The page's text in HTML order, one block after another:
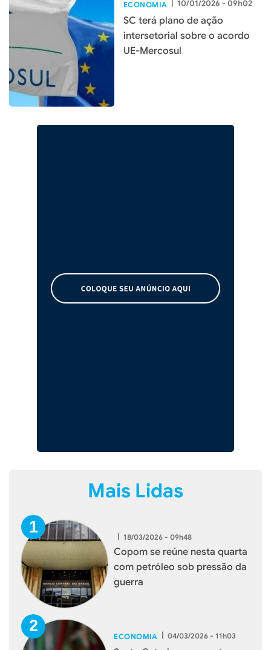
ECONOMIA 10/01/2026 - 09h02
SC terá plano de ação
intersetorial sobre o acordo
UE-Mercosul
Mais Lidas
| 18/03/2026 - 09h48
Copom se reúne nesta quarta
com petróleo sob pressão da
guerra
ECONOMIA | 04/03/2026 - 11h03